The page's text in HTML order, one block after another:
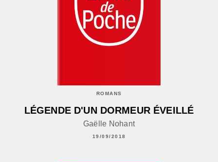
ROMANS
LÉGENDE D'UN DORMEUR ÉVEILLÉ
Gaëlle Nohant
19/09/2018